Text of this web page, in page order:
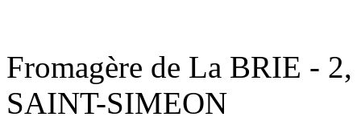
Fromagère de La BRIE -
SAINT-SIMEON